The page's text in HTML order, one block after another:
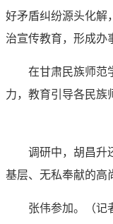
好矛盾纠纷源头化解
治宣传教育，形成办
在甘肃民族师范
力，教育引导各民族
调研中，胡昌升
基层、无私奉献的高
张伟参加。（记